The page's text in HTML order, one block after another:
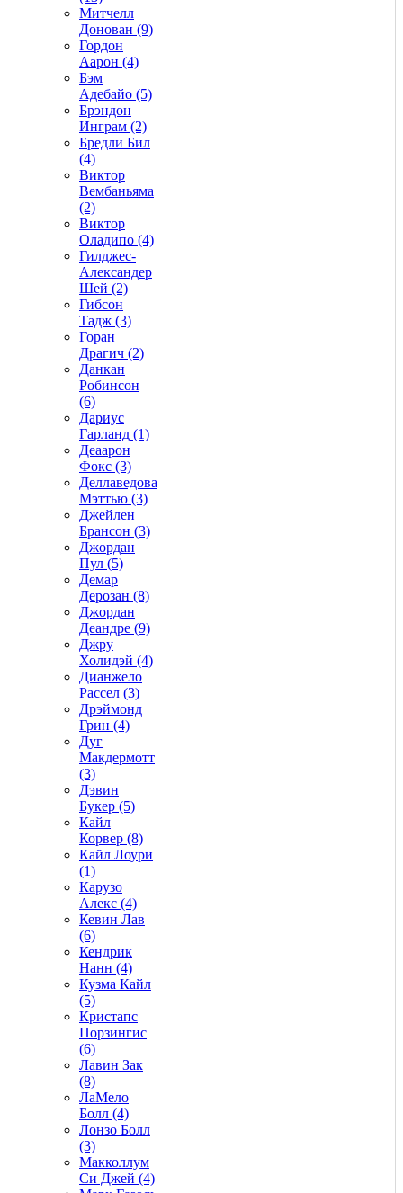
Митчелл
Донован (9)
Гордон
Аарон (4)
Бэм
Адебайо (5)
Брэндон
Инграм (2)
Бредли Бил
(4)
Виктор
Вембаньяма
(2)
Виктор
Оладипо (4)
Гилджес-
Александер
Шей (2)
Гибсон
Тадж (3)
Горан
Драгич (2)
Данкан
Робинсон
(6)
Дариус
Гарланд (1)
Деаарон
Фокс (3)
Деллаведова
Мэттью (3)
Джейлен
Брансон (3)
Джордан
Пул (5)
Демар
Дерозан (8)
Джордан
Деандре (9)
Джру
Холидэй (4)
Дианжело
Рассел (3)
Дрэймонд
Грин (4)
Дуг
Макдермотт
(3)
Дэвин
Букер (5)
Кайл
Корвер (8)
Кайл Лоури
(1)
Карузо
Алекс (4)
Кевин Лав
(6)
Кендрик
Нанн (4)
Кузма Кайл
(5)
Кристапс
Порзингис
(6)
Лавин Зак
(8)
ЛаМело
Болл (4)
Лонзо Болл
(3)
Макколлум
Си Джей (4)